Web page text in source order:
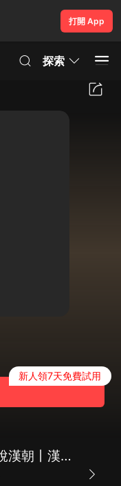
打開 App
探索
新人領7天免費試用
大漢歷史帝國：話說漢朝丨漢朝有意思 劉邦